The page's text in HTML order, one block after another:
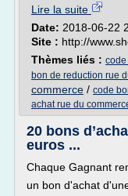
Lire la suite
Date: 2018-06-22
Site : http://
Thèmes liés : code
bon de reduction rue
commerce / code
achat rue du
20 bons
euros ...
Chaque Gagnant
un bon d'achat